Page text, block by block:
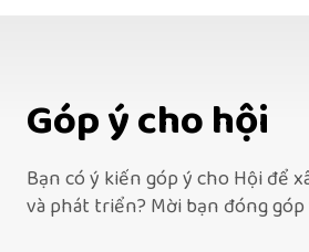
Góp ý cho hội
Bạn có ý kiến góp ý cho Hội để
và phát triển? Mời bạn đóng